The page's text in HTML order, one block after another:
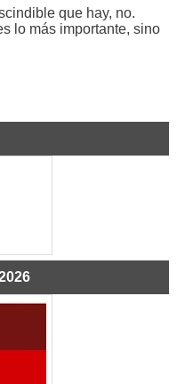
que hay, no.
lo más importante, sino